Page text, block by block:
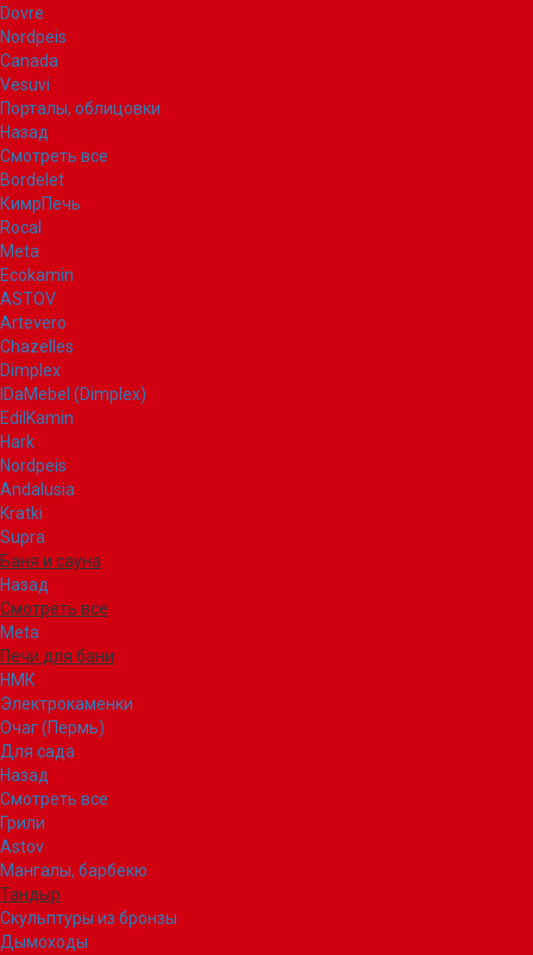
Dovre
Nordpeis
Canada
Vesuvi
Порталы, облицовки
Назад
Смотреть все
Bordelet
КимрПечь
Rocal
Meta
Ecokamin
ASTOV
Artevero
Chazelles
Dimplex
IDaMebel (Dimplex)
EdilKamin
Hark
Nordpeis
Andalusia
Kratki
Supra
Баня и сауна
Назад
Смотреть все
Meta
Печи для бани
НМК
Электрокаменки
Очаг (Пермь)
Для сада
Назад
Смотреть все
Грили
Astov
Мангалы, барбекю
Тандыр
Скульптуры из бронзы
Дымоходы